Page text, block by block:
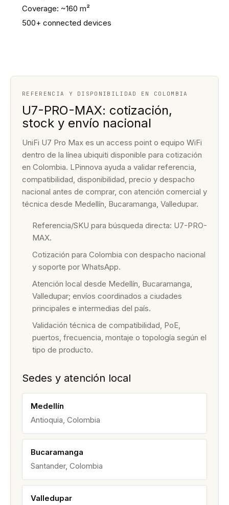
Coverage: ~160 m²
500+ connected devices
REFERENCIA Y DISPONIBILIDAD EN COLOMBIA
U7-PRO-MAX: cotización,
stock y envío nacional
UniFi U7 Pro Max es un access point o equipo WiFi
dentro de la línea ubiquiti disponible para cotización
en Colombia. LPinnova ayuda a validar referencia,
compatibilidad, disponibilidad, precio y despacho
nacional antes de comprar, con atención comercial y
técnica desde Medellín, Bucaramanga, Valledupar.
Referencia/SKU para búsqueda directa: U7-PRO-
MAX.
Cotización para Colombia con despacho nacional
y soporte por WhatsApp.
Atención local desde Medellín, Bucaramanga,
Valledupar; envíos coordinados a ciudades
principales e intermedias del país.
Validación técnica de compatibilidad, PoE,
puertos, frecuencia, montaje o topología según el
tipo de producto.
Sedes y atención local
Medellín
Antioquia, Colombia
Bucaramanga
Santander, Colombia
Valledupar